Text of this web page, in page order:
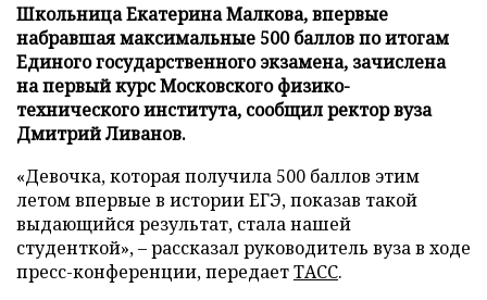
Школьница Екатерина Малкова, впервые
набравшая максимальные 500 баллов по итогам
Единого государственного экзамена, зачислена
на первый курс Московского физико-
технического института, сообщил ректор вуза
Дмитрий Ливанов.
«Девочка, которая получила 500 баллов этим
летом впервые в истории ЕГЭ, показав такой
выдающийся результат, стала нашей
студенткой», – рассказал руководитель вуза в ходе
пресс-конференции, передаетТАСС.